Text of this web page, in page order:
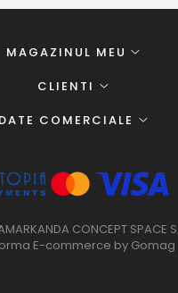
MAGAZINUL MEU
CLIENTI
DATE COMERCIALE
CONCEPT SPACE
E-commerce by Gomag